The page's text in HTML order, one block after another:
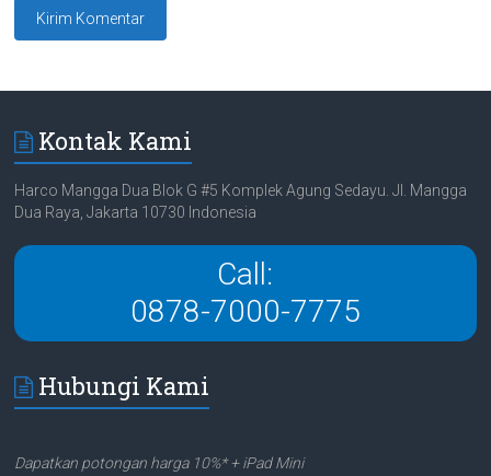
Kontak Kami
Harco Mangga Dua Blok G #5 Komplek Agung Sedayu. Jl. Mangga
Dua Raya, Jakarta 10730 Indonesia
Call:
0878-7000-7775
Hubungi Kami
Dapatkan potongan harga 10%* + iPad Mini